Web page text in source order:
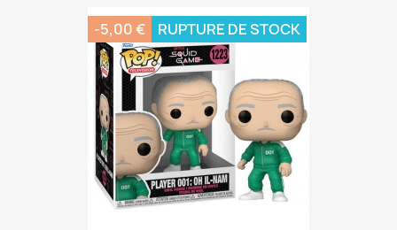
-5,00 € RUPTURE DE STOCK